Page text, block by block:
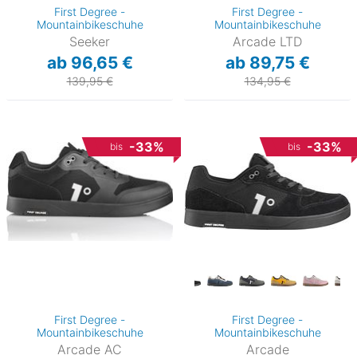
First Degree -
Mountainbikeschuhe
Seeker
ab 96,65 €
139,95 €
First Degree -
Mountainbikeschuhe
Arcade LTD
ab 89,75 €
134,95 €
bis -33%
First Degree -
Mountainbikeschuhe
Arcade AC
bis -33%
First Degree -
Mountainbikeschuhe
Arcade